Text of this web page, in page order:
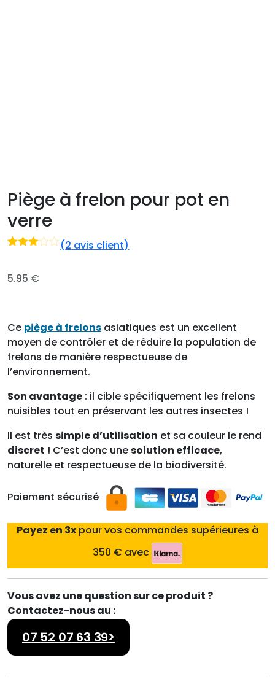
Piège à frelon pour pot en
verre
sur 5
basé
client
(2 avis client)
5.95 €
Ce piège à frelons asiatiques est un excellent
moyen de contrôler et de réduire la population de
frelons de manière respectueuse de
l’environnement.
Son avantage : il cible spécifiquement les frelons
nuisibles tout en préservant les autres insectes !
Il est très simple d’utilisation et sa couleur le rend
discret ! C’est donc unesolution efficace,
naturelle et respectueuse de la biodiversité.
Paiement sécurisé
Payez en 3x pour vos commandes supérieures à
350 € avec
Vous avez une question sur ce produit ?
Contactez-nous au :
07 52 07 63 39>